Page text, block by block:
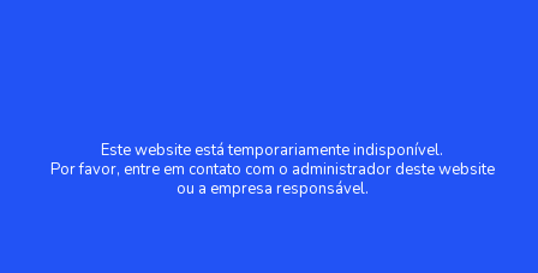
Este website está temporariamente indisponível.
Por favor, entre em contato com o administrador deste website
ou a empresa responsável.